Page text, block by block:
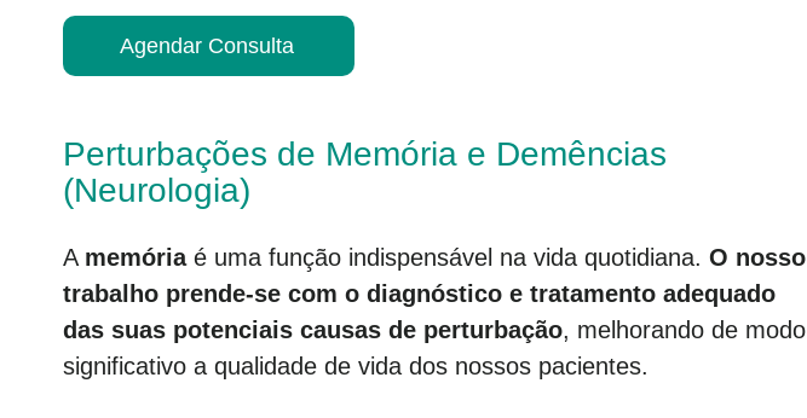
Agendar Consulta
Perturbações de Memória e Demências
(Neurologia)
A memóriaé uma função indispensável na vida quotidiana. O nosso
trabalho prende-se com o diagnóstico e tratamento adequado
das suas potenciais causas de perturbação, melhorando de modo
significativo a qualidade de vida dos nossos pacientes.